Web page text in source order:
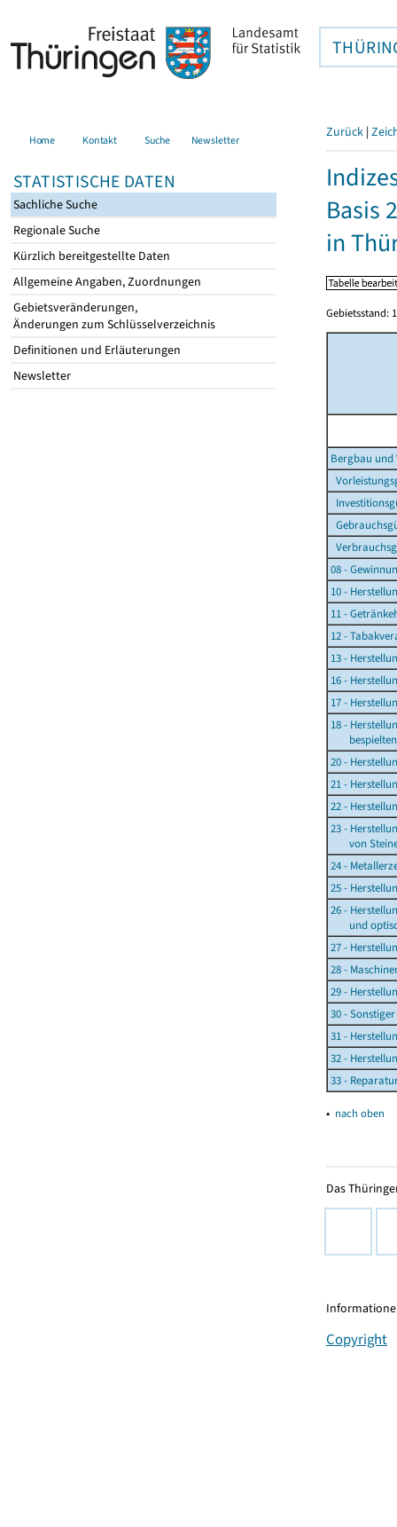
Home Kontakt Suche Newsletter
STATISTISCHE DATEN
Sachliche Suche
Regionale Suche
Kürzlich bereitgestellte Daten
Allgemeine Angaben, Zuordnungen
Gebietsveränderungen,
Änderungen zum Schlüsselverzeichnis
Definitionen und Erläuterungen
Newsletter
Zurück |
Basis
in
Gebietsstand:
Bergbau und
08 -
10 -
11 -
12 -
13 -
16 -
17 -
18 -
bespielten
20 -
21 -
22 -
23 -
von
24 -
25 -
26 -
und
27 -
28 -
29 -
30 -
31 -
32 -
33 -
▴ nach oben
Das
Copyright